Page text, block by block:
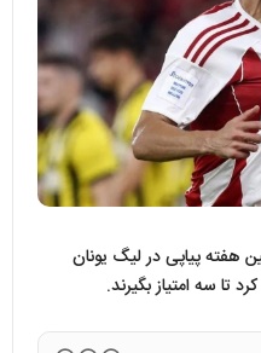
هفته پیاپی در لیگ یونان
تا سه امتیاز بگیرند.